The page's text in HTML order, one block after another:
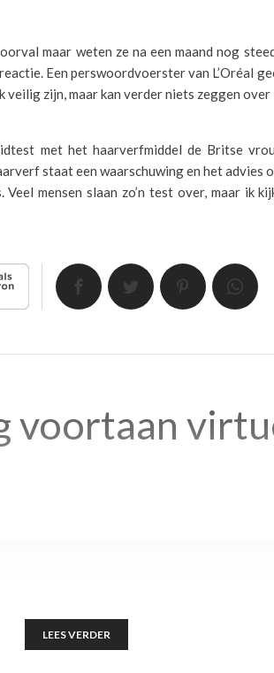
maar weten ze na een maand nog
Een perswoordvoerster van L’Oréal
zijn, maar kan verder niets zeggen
met het haarverfmiddel de Britse
staat een waarschuwing en het advies
mensen slaan zo’n test over, maar ik
voortaan
LEES VERDER